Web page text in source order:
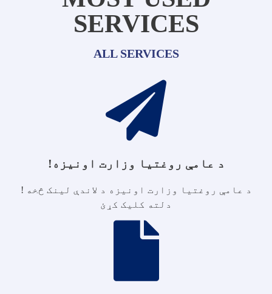
SERVICES
ALL SERVICES
د عامې روغتیا وزارت اونیزه!
د عامې روغتیا وزارت اونیزه د لاندې لینک څخه !
دلته کلیک کړئ